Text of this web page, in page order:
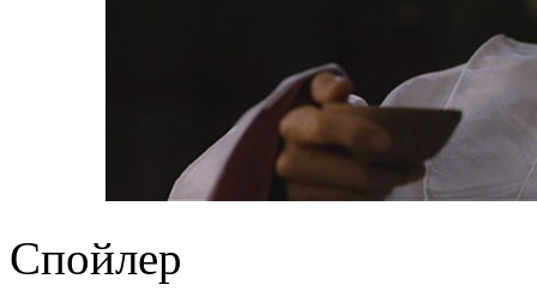
Спойлер